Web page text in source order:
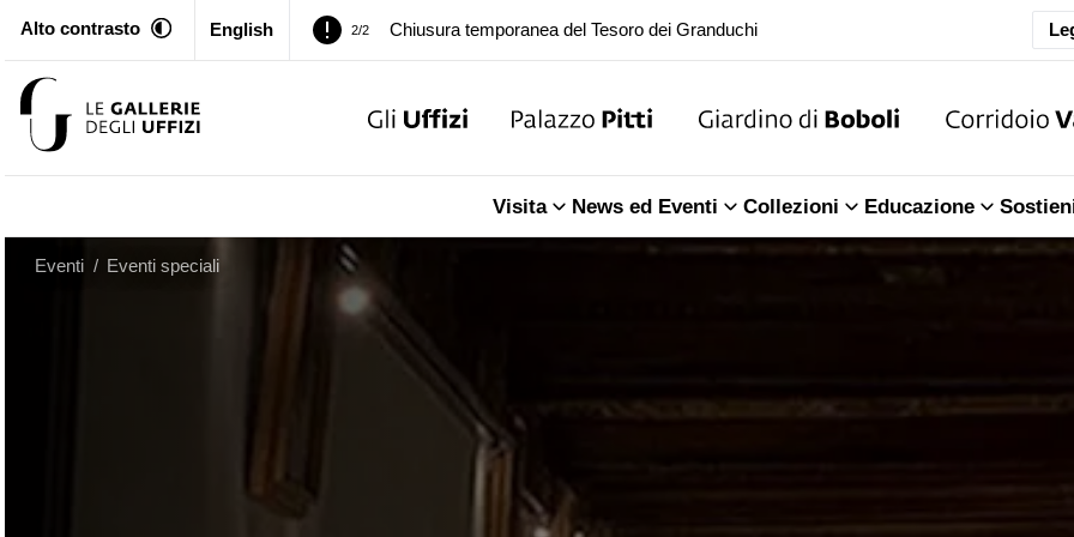
Alto contrasto English 1/2 Palazzo Pitti. Temporanea chiusura della Sala dell'Iliade
Chiusura temporanea del Tesoro dei Granduchi
…
Visita News ed Eventi Collezioni Educazione
Eventi / Eventi speciali